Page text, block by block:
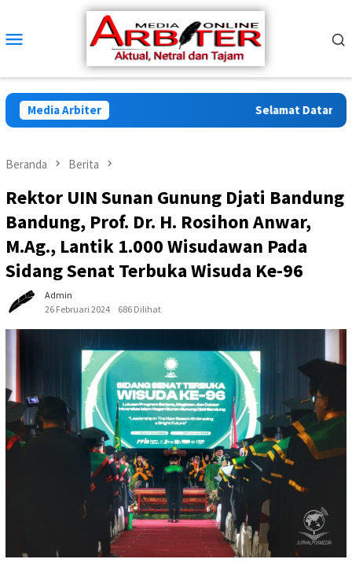
konten
Mobile
Media Arbiter Selamat Datang di
Beranda Berita
Rektor UIN Sunan Gunung Djati Bandung
Bandung, Prof. Dr. H. Rosihon Anwar,
M.Ag., Lantik 1.000 Wisudawan Pada
Sidang Senat Terbuka Wisuda Ke-96
Admin
26 Februari 2024
686 Dilihat